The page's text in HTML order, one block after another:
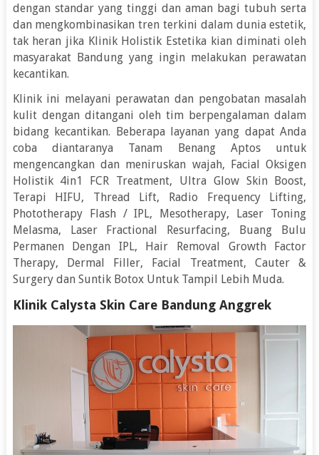
dengan standar yang tinggi dan aman bagi tubuh serta
dan mengkombinasikan tren terkini dalam dunia estetik,
tak heran jika Klinik Holistik Estetika kian diminati oleh
masyarakat Bandung yang ingin melakukan perawatan
kecantikan.
Klinik ini melayani perawatan dan pengobatan masalah
kulit dengan ditangani oleh tim berpengalaman dalam
bidang kecantikan. Beberapa layanan yang dapat Anda
coba diantaranya Tanam Benang Aptos untuk
mengencangkan dan meniruskan wajah, Facial Oksigen
Holistik 4in1 FCR Treatment, Ultra Glow Skin Boost,
Terapi HIFU, Thread Lift, Radio Frequency Lifting,
Phototherapy Flash / IPL, Mesotherapy, Laser Toning
Melasma, Laser Fractional Resurfacing, Buang Bulu
Permanen Dengan IPL, Hair Removal Growth Factor
Therapy, Dermal Filler, Facial Treatment, Cauter &
Surgery dan Suntik Botox Untuk Tampil Lebih Muda.
Klinik Calysta Skin Care Bandung Anggrek